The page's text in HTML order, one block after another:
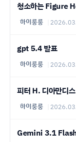
청소하는 Figure
하이룽룽
gpt 5.4 발표
하이룽룽
피터 H. 디아만디
하이룽룽
Gemini 3.1